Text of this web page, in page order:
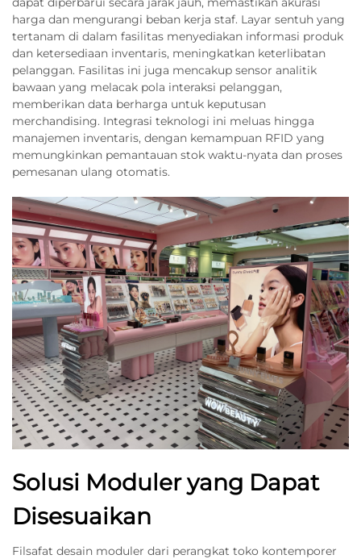
harga dan mengurangi beban kerja staf. Layar sentuh yang
tertanam di dalam fasilitas menyediakan informasi produk
dan ketersediaan inventaris, meningkatkan keterlibatan
pelanggan. Fasilitas ini juga mencakup sensor analitik
bawaan yang melacak pola interaksi pelanggan,
memberikan data berharga untuk keputusan
merchandising. Integrasi teknologi ini meluas hingga
manajemen inventaris, dengan kemampuan RFID yang
memungkinkan pemantauan stok waktu-nyata dan proses
pemesanan ulang otomatis.
Solusi Moduler yang Dapat
Disesuaikan
Filsafat desain moduler dari perangkat toko kontemporer